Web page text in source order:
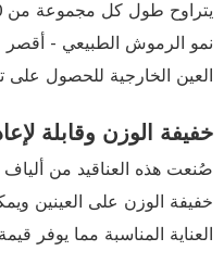
نمو الرموش الطبيعي - أقصر
العين الخارجية للحصول على
خفيفة الوزن وقابلة
صُنعت هذه العناقيد من ألياف
خفيفة الوزن على العينين
العناية المناسبة مما يوفر